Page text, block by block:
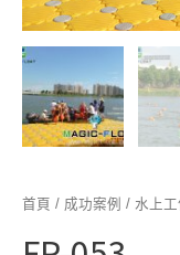
首頁 / 成功案例 / 水上